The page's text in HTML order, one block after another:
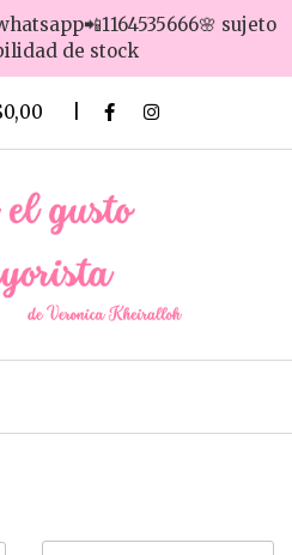
sujeto
de stock